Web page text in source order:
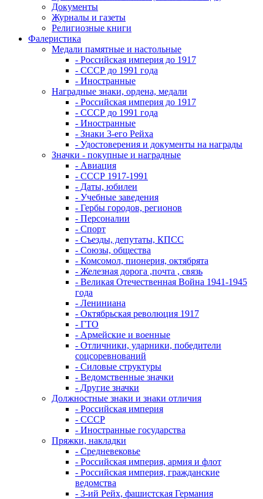
Документы
Журналы и газеты
Религиозные книги
Фалеристика
Медали памятные и настольные
- Российская империя до 1917
- СССР до 1991 года
- Иностранные
Наградные знаки, ордена, медали
- Российская империя до 1917
- СССР до 1991 года
- Иностранные
- Знаки 3-его Рейха
- Удостоверения и документы на награды
Значки - покупные и наградные
- Авиация
- СССР 1917-1991
- Даты, юбилеи
- Учебные заведения
- Гербы городов, регионов
- Персоналии
- Спорт
- Съезды, депутаты, КПСС
- Союзы, общества
- Комсомол, пионерия, октябрята
- Железная дорога ,почта , связь
- Великая Отечественная Война 1941-1945
года
- Лениниана
- Октябрьская революция 1917
- ГТО
- Армейские и военные
- Отличники, ударники, победители
соцсоревнований
- Силовые структуры
- Ведомственные значки
- Другие значки
Должностные знаки и знаки отличия
- Российская империя
- СССР
- Иностранные государства
Пряжки, накладки
- Средневековье
- Российская империя, армия и флот
- Российская империя, гражданские
ведомства
- 3-ий Рейх, фашистская Германия